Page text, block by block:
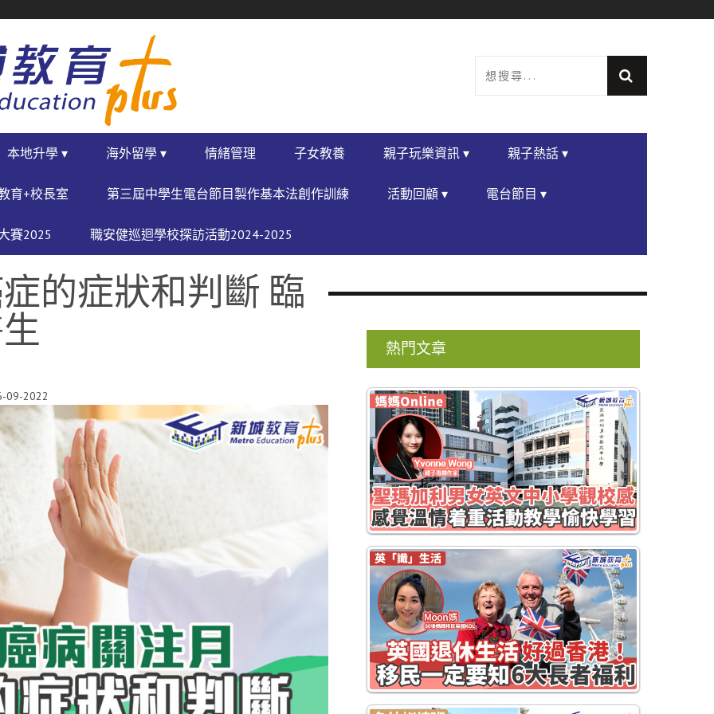
本地升學 ▾ 海外留學 ▾ 情緒管理 子女教養 親子玩樂資訊 ▾ 親子熱話 ▾
育+校長室 第三屆中學生電台節目製作基本法創作訓練 活動回顧 ▾ 電台節目 ▾
賽2025 職安健巡迴學校探訪活動2024-2025
的症狀和判斷 臨
09-2022
熱門文章